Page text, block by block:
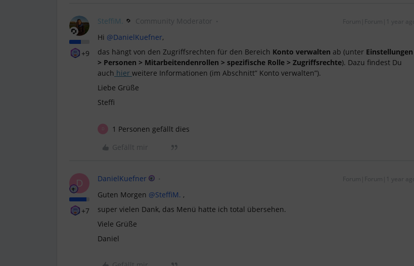
+9
SteffiM. Community Moderator Forum|Forum|1 year ago
Hi ​ @DanielKuefner,
das hängt von den Zugriffsrechten für den Bereich Konto verwalten ab (unter Einstellungen
> Personen > Mitarbeitendenrollen > spezifische Rolle > Zugriffsrechte). Dazu findest Du
auch hier weitere Informationen (im Abschnitt” Konto verwalten”).
Liebe Grüße
Steffi
D
1 Personen gefällt dies
Gefällt mir
D
+7
DanielKuefner Forum|Forum|1 year ago
Guten Morgen ​ @SteffiM. ,
super vielen Dank, das Menü hatte ich total übersehen.
Viele Grüße
Daniel